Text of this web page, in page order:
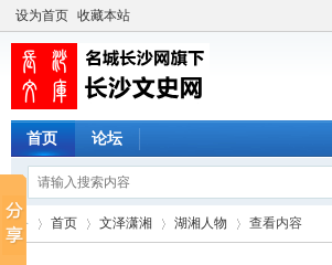
设为首页 收藏本站
首页 论坛
首页 文泽潇湘 湖湘人物 查看内容